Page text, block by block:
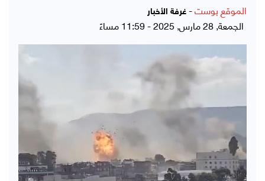
الموقع بوست- غرفة الأخبار
الجمعة, 28 مارس, 2025 - 11:59 مساءً